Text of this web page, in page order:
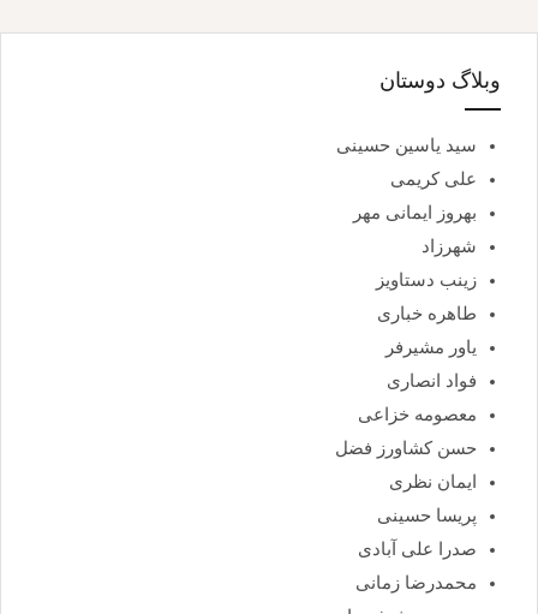
وبلاگ دوستان
سید یاسین حسینی
علی کریمی
بهروز ایمانی مهر
شهرزاد
زینب دستاویز
طاهره خباری
یاور مشیرفر
فواد انصاری
معصومه خزاعی
حسن کشاورز فضل
ایمان نظری
پریسا حسینی
صدرا علی آبادی
محمدرضا زمانی